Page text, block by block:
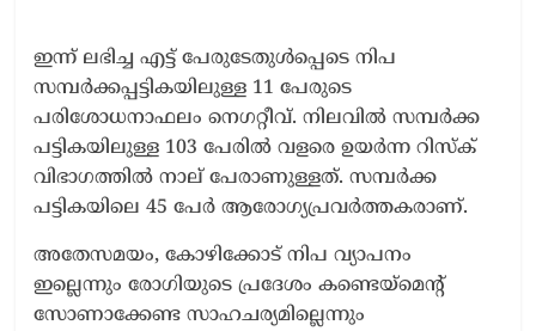
ഇന്ന് ലഭിച്ച എട്ട് പേരുടേതുള്‍പ്പെടെ നിപ
സമ്പര്‍ക്കപ്പട്ടികയിലുള്ള 11 പേരുടെ
പരിശോധനാഫലം നെഗറ്റീവ്. നിലവില്‍ സമ്പര്‍ക്ക
പട്ടികയിലുള്ള 103 പേരില്‍ വളരെ ഉയര്‍ന്ന റിസ്‌ക്
വിഭാഗത്തില്‍ നാല് പേരാണുള്ളത്. സമ്പര്‍ക്ക
പട്ടികയിലെ 45 പേര്‍ ആരോഗ്യപ്രവര്‍ത്തകരാണ്.
അതേസമയം, കോഴിക്കോട് നിപ വ്യാപനം
ഇല്ലെന്നും രോഗിയുടെ പ്രദേശം കണ്ടെയ്‌മെന്റ്
സോണാക്കേണ്ട സാഹചര്യമില്ലെന്നും